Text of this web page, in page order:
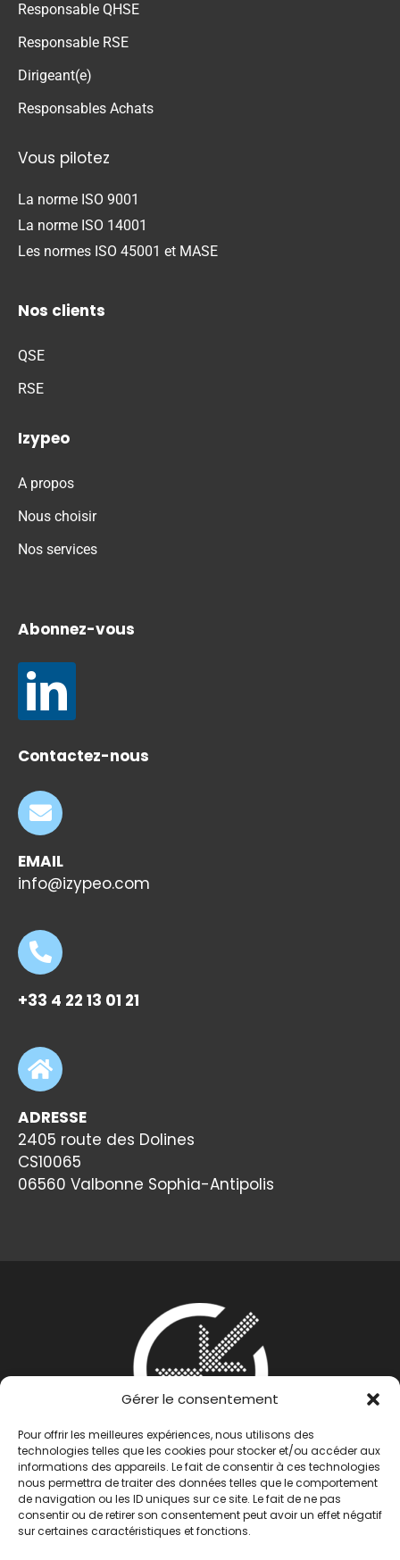
Gérer le consentement
Pour offrir les meilleures expériences, nous utilisons des
technologies telles que les cookies pour stocker et/ou accéder aux
informations des appareils. Le fait de consentir à ces technologies
nous permettra de traiter des données telles que le comportement
de navigation ou les ID uniques sur ce site. Le fait de ne pas
consentir ou de retirer son consentement peut avoir un effet négatif
sur certaines caractéristiques et fonctions.
Responsable QHSE
Responsable RSE
Dirigeant(e)
Responsables Achats
Vous pilotez
La norme ISO 9001
La norme ISO 14001
Les normes ISO 45001 et MASE
Nos clients
QSE
RSE
Izypeo
A propos
Nous choisir
Nos services
Abonnez-vous
Contactez-nous
EMAIL
info@izypeo.com
+33 4 22 13 01 21
ADRESSE
2405 route des Dolines
CS10065
06560 Valbonne Sophia-Antipolis